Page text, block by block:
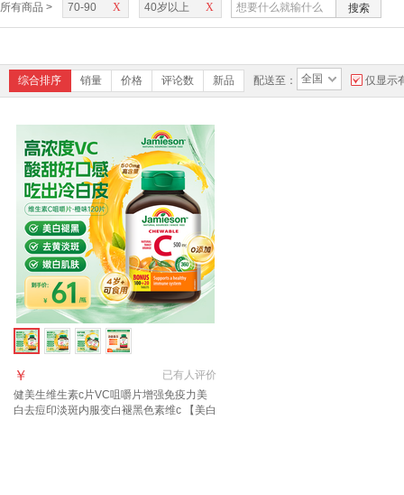
所有商品 > X
70-90 X
40岁以上 搜索
综合排序 销量 价格 评论数 新品 配送至： 全国 仅显示
已有人评价
￥
健美生维生素c片VC咀嚼片增强免疫力美
白去痘印淡斑内服变白褪黑色素维c 【美白